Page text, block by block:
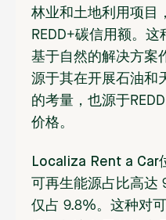
林业和土地利用项目
REDD+碳信用额。
基于自然的解决方案
源于其在开展石油和
的考量，也源于
价格。
Localiza Rent a Car
可再生能源占比高达
仅占 9.8%。这种对